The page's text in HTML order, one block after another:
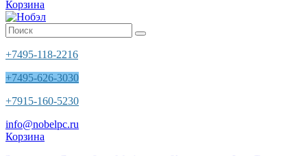
Корзина
+7495-118-2216
+7495-626-3030
+7915-160-5230
info@nobelpc.ru
Корзина